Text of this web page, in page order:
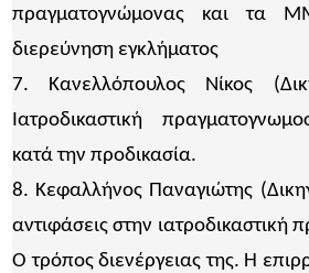
πραγματογνώμονας και τα
διερεύνηση εγκλήματος
7. Κανελλόπουλος Νίκος
Ιατροδικαστική
κατά την προδικασία.
8. Κεφαλλήνος Παναγιώτης
αντιφάσεις στην
Ο τρόπος διενέργειας της. Η